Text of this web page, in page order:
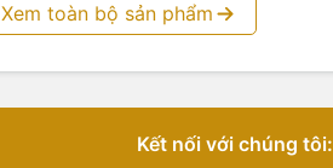
Xem toàn bộ sản phẩm
Kết nối với chúng tôi: